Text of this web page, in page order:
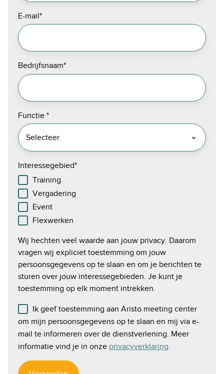
E-mail*
Bedrijfsnaam*
Functie *
Interessegebied*
Training
Vergadering
Event
Flexwerken
Wij hechten veel waarde aan jouw privacy. Daarom
vragen wij expliciet toestemming om jouw
persoonsgegevens op te slaan en om je berichten te
sturen over jouw interessegebieden. Je kunt je
toestemming op elk moment intrekken.
Ik geef toestemming aan Aristo meeting center
om mijn persoonsgegevens op te slaan en mij via e-
mail te informeren over de dienstverlening. Meer
informatie vind je in onze privacyverklaring.